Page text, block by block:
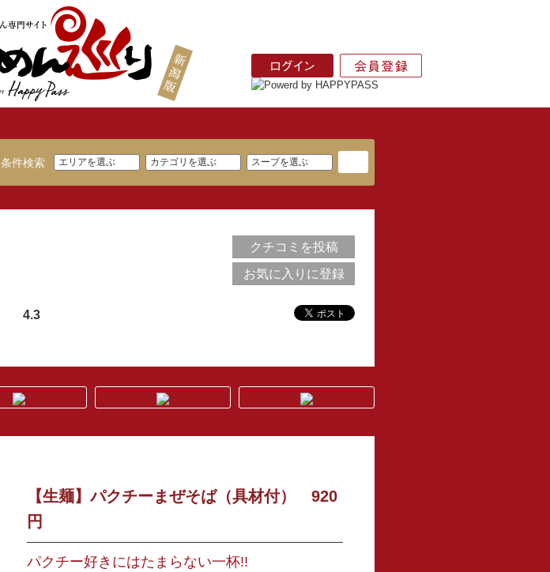
条件検索
4.3
クチコミを投稿
お気に入りに登録
【生麺】パクチーまぜそば（具材付） 920
円
パクチー好きにはたまらない一杯!!